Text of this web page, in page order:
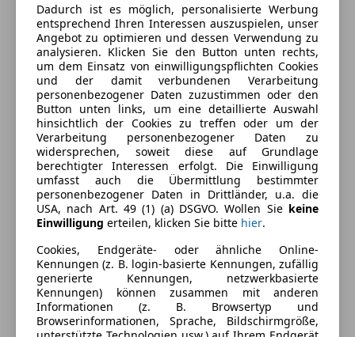
Anderer Energieträger
Strom
Kraftstoffverbrauch
1,60l/100 km (komb.)
CO₂-Emissionen
37 g/km (komb.)
Ausstattung
Komfort
360° Kamera
Armlehne
Berganfahrassistent
Einparkhilfe
Einparkhilfe Rückfahrkamera
Einparkhilfe selbstlenkendes System
Einparkhilfe Sensoren hinten
Einparkhilfe Sensoren vorne
Mehr anzeigen
Farbe und Innenausstattung
Außenfarbe
Blau
Lackierung
Metallic
Innenausstattung
Vollleder
Dadurch ist es möglich, personalisierte Werbung
entsprechend Ihren Interessen auszuspielen, unser
Angebot zu optimieren und dessen Verwendung zu
analysieren. Klicken Sie den Button unten rechts,
um dem Einsatz von einwilligungspflichten Cookies
und der damit verbundenen Verarbeitung
personenbezogener Daten zuzustimmen oder den
Button unten links, um eine detaillierte Auswahl
hinsichtlich der Cookies zu treffen oder um der
Verarbeitung personenbezogener Daten zu
widersprechen, soweit diese auf Grundlage
berechtigter Interessen erfolgt. Die Einwilligung
umfasst auch die Übermittlung bestimmter
personenbezogener Daten in Drittländer, u.a. die
USA, nach Art. 49 (1) (a) DSGVO. Wollen Sie keine
Einwilligung erteilen, klicken Sie bitte hier.
Cookies, Endgeräte- oder ähnliche Online-
Kennungen (z. B. login-basierte Kennungen, zufällig
generierte Kennungen, netzwerkbasierte
Kennungen) können zusammen mit anderen
Informationen (z. B. Browsertyp und
Browserinformationen, Sprache, Bildschirmgröße,